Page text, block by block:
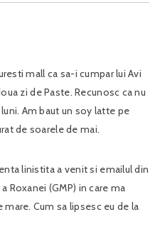
mall ca sa-i cumpar lui Avi
zi de Paste. Recunosc ca nu
Am baut un soy latte pe
de soarele de mai.
linistita a venit si emailul din
Roxanei (GMP) in care ma
Cum sa lipsesc eu de la